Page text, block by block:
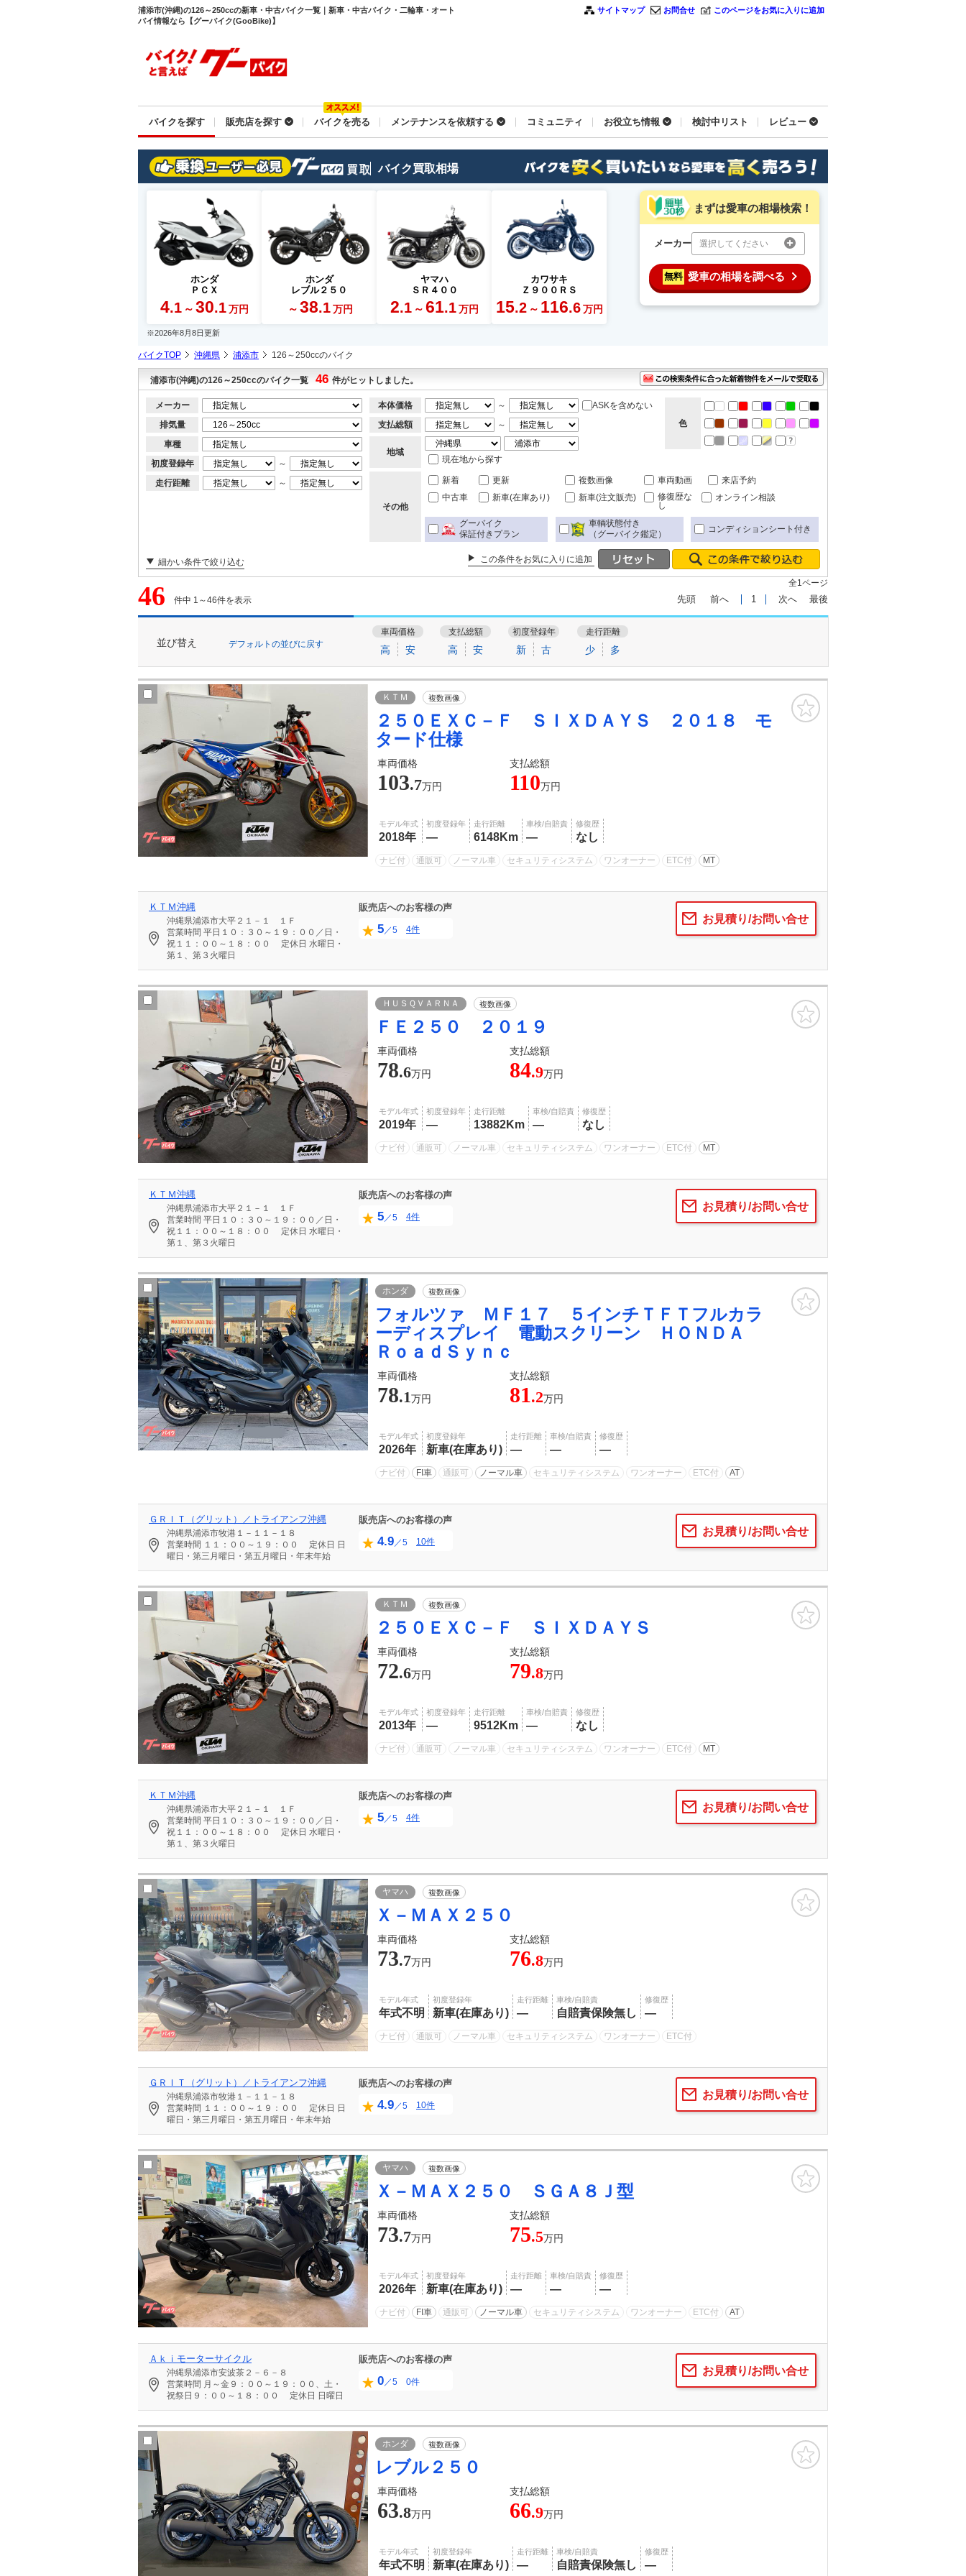
浦添市(沖縄)の126～250ccの新車・中古バイク一覧｜新車・中古バイク・二輪車・オート
バイ情報なら【グーバイク(GooBike)】
サイトマップ お問合せ このページをお気に入りに追加
バイクを探す 販売店を探す バイクを売る メンテナンスを依頼する コミュニティ お役立ち情報 検討中リスト レビュー
バイク買取相場
ホンダ
ＰＣＸ
4.1 ～ 30.1 万円
ホンダ
レブル２５０
～ 38.1 万円
ヤマハ
ＳＲ４００
2.1 ～ 61.1 万円
カワサキ
Ｚ９００ＲＳ
15.2 ～ 116.6 万円
まずは愛車の相場検索！
メーカー 選択してください
無料 愛車の相場を調べる
※2026年8月8日更新
バイクTOP 沖縄県 浦添市 126～250ccのバイク
浦添市(沖縄)の126～250ccのバイク一覧 46 件がヒットしました。
メーカー
排気量
車種
初度登録年
～
走行距離
～
本体価格 ～
ASKを含めない
支払総額
～
地域
現在地から探す
色
その他
新着 更新 複数画像 車両動画
来店予約
中古車
新車(在庫あり) 新車(注文販売)
修復歴な
し
オンライン相談
グーバイク
保証付きプラン
車輌状態付き
（グーバイク鑑定）
コンディションシート付き
細かい条件で絞り込む この条件をお気に入りに追加
46 件中 1～46件を表示
全1ページ
先頭 前へ 1 次へ 最後
並び替え デフォルトの並びに戻す
車両価格
高 安
支払総額
高 安
初度登録年
新 古
走行距離
少 多
ＫＴＭ 複数画像
２５０ＥＸＣ－Ｆ ＳＩＸＤＡＹＳ ２０１８ モ
タード仕様
車両価格 支払総額
103.7万円 110万円
モデル年式
2018年
初度登録年
―
走行距離
6148Km
車検/自賠責
―
修復歴
なし
ナビ付 通販可 ノーマル車 セキュリティシステム ワンオーナー ETC付 MT
ＫＴＭ沖縄
沖縄県浦添市大平２１－１ １Ｆ
営業時間 平日１０：３０～１９：００／日・
祝１１：００～１８：００
定休日 水曜日・
第１、第３火曜日
販売店へのお客様の声
5／5 4件
お見積り/お問い合せ
ＨＵＳＱＶＡＲＮＡ 複数画像
ＦＥ２５０ ２０１９
車両価格 支払総額
78.6万円 84.9万円
モデル年式
2019年
初度登録年
―
走行距離
13882Km
車検/自賠責
―
修復歴
なし
ナビ付 通販可 ノーマル車 セキュリティシステム ワンオーナー ETC付 MT
ＫＴＭ沖縄
沖縄県浦添市大平２１－１ １Ｆ
営業時間 平日１０：３０～１９：００／日・
祝１１：００～１８：００
定休日 水曜日・
第１、第３火曜日
販売店へのお客様の声
5／5 4件
お見積り/お問い合せ
ホンダ 複数画像
フォルツァ ＭＦ１７ ５インチＴＦＴフルカラ
ーディスプレイ 電動スクリーン ＨＯＮＤＡ
ＲｏａｄＳｙｎｃ
車両価格 支払総額
78.1万円 81.2万円
モデル年式
2026年
初度登録年
新車(在庫あり)
走行距離
―
車検/自賠責
―
修復歴
―
ナビ付 FI車 通販可 ノーマル車 セキュリティシステム ワンオーナー ETC付 AT
ＧＲＩＴ（グリット）／トライアンフ沖縄
沖縄県浦添市牧港１－１１－１８
営業時間 １１：００～１９：００ 定休日 日
曜日・第三月曜日・第五月曜日・年末年始
販売店へのお客様の声
4.9／5 10件
お見積り/お問い合せ
ＫＴＭ 複数画像
２５０ＥＸＣ－Ｆ ＳＩＸＤＡＹＳ
車両価格 支払総額
72.6万円 79.8万円
モデル年式
2013年
初度登録年
―
走行距離
9512Km
車検/自賠責
―
修復歴
なし
ナビ付 通販可 ノーマル車 セキュリティシステム ワンオーナー ETC付 MT
ＫＴＭ沖縄
沖縄県浦添市大平２１－１ １Ｆ
営業時間 平日１０：３０～１９：００／日・
祝１１：００～１８：００
定休日 水曜日・
第１、第３火曜日
販売店へのお客様の声
5／5 4件
お見積り/お問い合せ
ヤマハ 複数画像
Ｘ－ＭＡＸ２５０
車両価格 支払総額
73.7万円 76.8万円
モデル年式
年式不明
初度登録年
新車(在庫あり)
走行距離
―
車検/自賠責
自賠責保険無し
修復歴
―
ナビ付 通販可 ノーマル車 セキュリティシステム ワンオーナー ETC付
ＧＲＩＴ（グリット）／トライアンフ沖縄
沖縄県浦添市牧港１－１１－１８
営業時間 １１：００～１９：００ 定休日 日
曜日・第三月曜日・第五月曜日・年末年始
販売店へのお客様の声
4.9／5 10件
お見積り/お問い合せ
ヤマハ 複数画像
Ｘ－ＭＡＸ２５０ ＳＧＡ８Ｊ型
車両価格 支払総額
73.7万円 75.5万円
モデル年式
2026年
初度登録年
新車(在庫あり)
走行距離
―
車検/自賠責
―
修復歴
―
ナビ付 FI車 通販可 ノーマル車 セキュリティシステム ワンオーナー ETC付 AT
Ａｋｉモーターサイクル
沖縄県浦添市安波茶２－６－８
営業時間 月～金９：００～１９：００、土・
祝祭日９：００～１８：００
定休日 日曜日
販売店へのお客様の声
0／5 0件
お見積り/お問い合せ
ホンダ 複数画像
レブル２５０
車両価格 支払総額
63.8万円 66.9万円
モデル年式
年式不明
初度登録年
新車(在庫あり)
走行距離
―
車検/自賠責
自賠責保険無し
修復歴
―